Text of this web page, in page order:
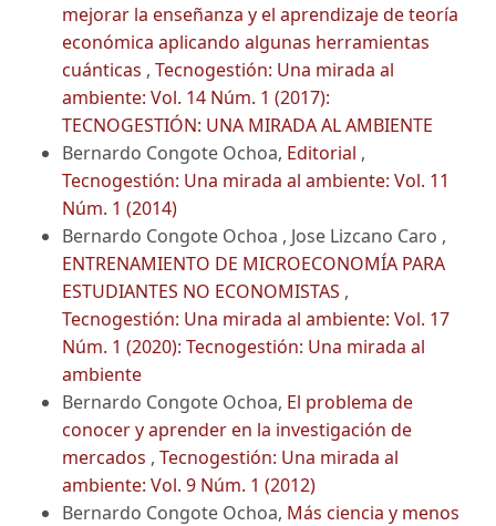
mejorar la enseñanza y el aprendizaje de teoría
económica aplicando algunas herramientas
cuánticas , Tecnogestión: Una mirada al
ambiente: Vol. 14 Núm. 1 (2017):
TECNOGESTIÓN: UNA MIRADA AL AMBIENTE
Bernardo Congote Ochoa, Editorial ,
Tecnogestión: Una mirada al ambiente: Vol. 11
Núm. 1 (2014)
Bernardo Congote Ochoa , Jose Lizcano Caro ,
ENTRENAMIENTO DE MICROECONOMÍA PARA
ESTUDIANTES NO ECONOMISTAS ,
Tecnogestión: Una mirada al ambiente: Vol. 17
Núm. 1 (2020): Tecnogestión: Una mirada al
ambiente
Bernardo Congote Ochoa, El problema de
conocer y aprender en la investigación de
mercados , Tecnogestión: Una mirada al
ambiente: Vol. 9 Núm. 1 (2012)
Bernardo Congote Ochoa, Más ciencia y menos